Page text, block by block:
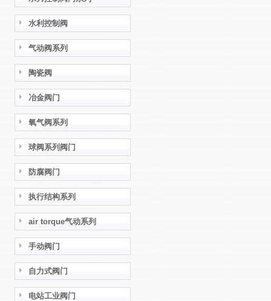
水利控制阀
气动阀系列
陶瓷阀
冶金阀门
氧气阀系列
球阀系列阀门
防腐阀门
执行结构系列
air torque气动系列
手动阀门
自力式阀门
电站工业阀门